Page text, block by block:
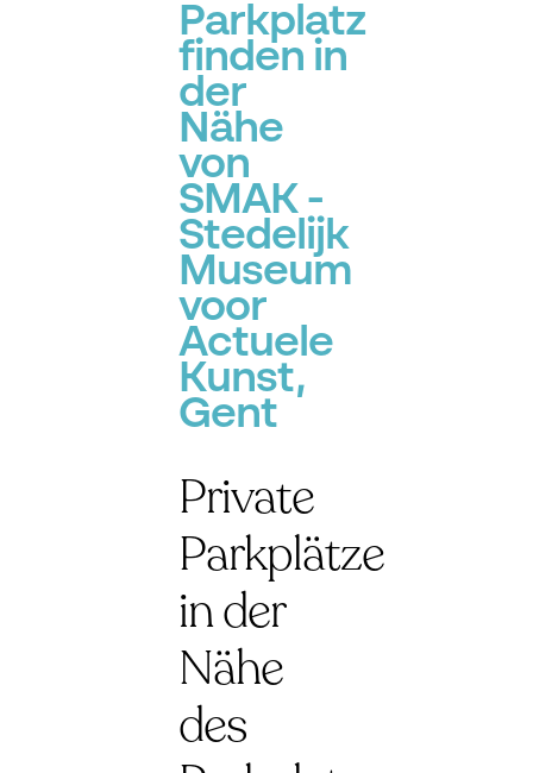
Parkplatz
finden in
der
Nähe
von
SMAK -
Stedelijk
Museum
voor
Actuele
Kunst,
Gent
Private
Parkplätze
in der
Nähe
des